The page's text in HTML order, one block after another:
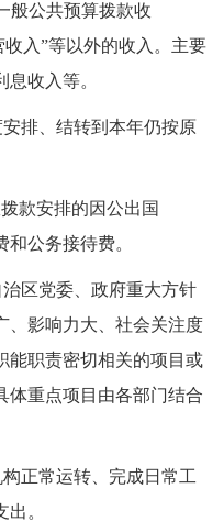
般公共预算拨款收
收入”等以外的收入。主要
收入等。
排、结转到本年仍按原
款安排的因公出国
和公务接待费。
区党委、政府重大方针
、影响力大、社会关注度
能职责密切相关的项目或
体重点项目由各部门结合
正常运转、完成日常工
。